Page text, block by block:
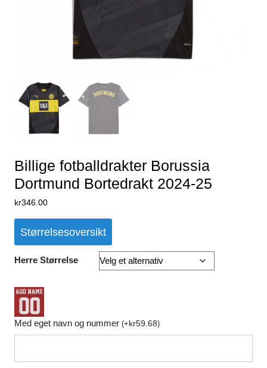
Billige fotballdrakter Borussia
Dortmund Bortedrakt 2024-25
kr346.00
Størrelsesoversikt
Herre Størrelse
Med eget navn og nummer (+kr59.68)